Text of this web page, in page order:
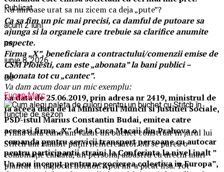
Nu miroase urat sa nu zicem ca deja „pute”?
Ca sa fim un pic mai precisi, ca damful de putoare sa
ajunga si la organele care trebuie sa clarifice anumite
aspecte.
Firma „X”, beneficiara a contractului/comenzii emise de
CSM Ploiesti, cam este „abonata” la bani publici –
abonata tot cu „cantec”.
Va dam acum doar un mic exemplu:
La data de 25.06.2019, prin adresa nr 2419, ministrul de
la aceea data de la Ministerul Muncii si Justitiei Sociale,
PSD-istul Marius Constantin Budai, emitea catre
aceeasi firma „X” de la Cuca Macaii din Prahova o
comanda pentru servicii transport persoane cu autocar
pentru participantii straini la Conferinta la nivel inalt ”
Un nou inceput pentru negocierea colectiva in Europa”,
Publicat
acum 2 luni
pe
iunie 8, 2026
De
Eugen Marc
Prima dată când am văzut un buchet construit în jurul lui
Stitch am zâmbit puțin neîncrezător. Mi se părea o
combinație ciudată, un personaj albastru cu urechi mari
plantat în mijlocul florilor. Apoi mi-a picat fisa. Tot